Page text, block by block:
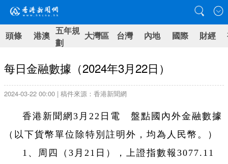
頭條 港澳 五年規
劃
大灣區 台灣 內地 國際 財經
每日金融數據（2024年3月22日）
2024-03-22 00:00 | 稿件來源：香港新聞網
香港新聞網3月22日電 盤點國內外金融數據
（以下貨幣單位除特別註明外，均為人民幣。）
1、周四（ 3月21日 ），上證指數報3077.11